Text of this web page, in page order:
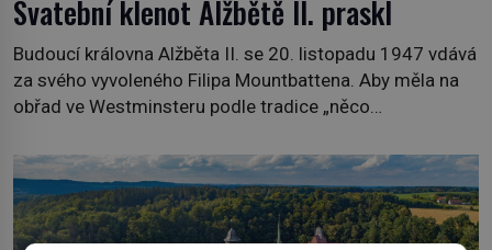
Svatební klenot Alžbětě II. praskl
Budoucí královna Alžběta II. se 20. listopadu 1947 vdává
za svého vyvoleného Filipa Mountbattena. Aby měla na
obřad ve Westminsteru podle tradice „něco
soukromé kolekce – diamantovou tiáru královny Marie.
„Je to ošklivá špičatá tiára,“ zhodnotil klenot britský
politik Sir Henry Channon (1897–1958), když si […]